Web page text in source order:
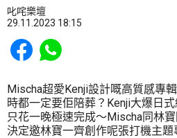
叱咤樂壇
29.11.2023 18:15
Share to Facebook
Share to WhatsApp
Mischa超愛Kenji設計嘅高質感專
時都一定要佢陪葬？Kenji大爆日
只花一晚極速完成～Mischa同林
決定邀林寶一齊創作呢張打機主題